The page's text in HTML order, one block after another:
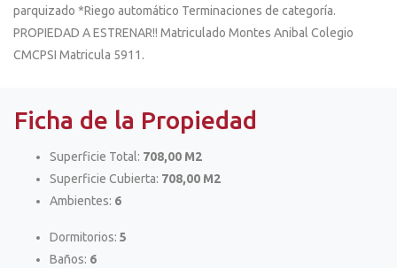
parquizado *Riego automático Terminaciones de categoría.
PROPIEDAD A ESTRENAR!! Matriculado Montes Anibal Colegio
CMCPSI Matricula 5911.
Ficha de la Propiedad
Superficie Total: 708,00 M2
Superficie Cubierta: 708,00 M2
Ambientes: 6
Dormitorios: 5
Baños: 6